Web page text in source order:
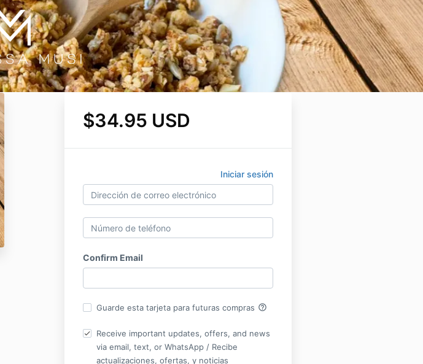
$34.95 USD
Iniciar sesión
Confirm Email
Guarde esta tarjeta para futuras compras help_outline
Receive important updates, offers, and news
via email, text, or WhatsApp / Recibe
actualizaciones, ofertas, y noticias